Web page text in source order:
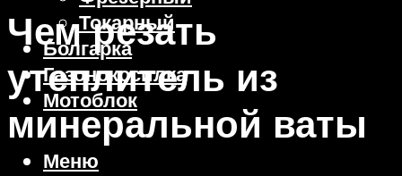
Токарный
Болгарка
Газонокосилка
Мотоблок
Меню
Чем резать
утеплитель из
минеральной ваты